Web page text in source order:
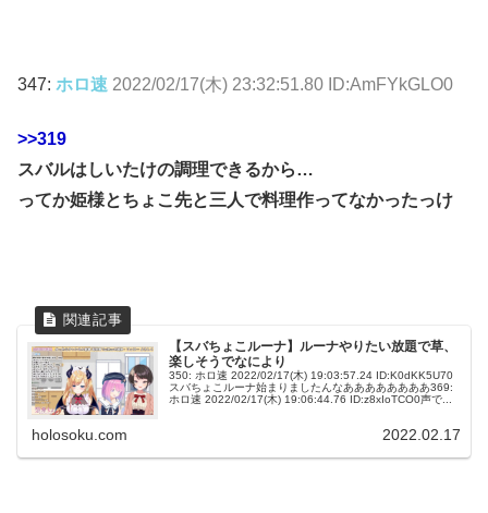
347: ホロ速 2022/02/17(木) 23:32:51.80 ID:AmFYkGLO0
>>319
スバルはしいたけの調理できるから…
ってか姫様とちょこ先と三人で料理作ってなかったっけ
【スバちょこルーナ】ルーナやりたい放題で草、
楽しそうでなにより
350: ホロ速 2022/02/17(木) 19:03:57.24 ID:K0dKK5U70
スバちょこルーナ始まりましたんなああああああああ369:
ホロ速 2022/02/17(木) 19:06:44.76 ID:z8xIoTCO0声で...
holosoku.com 2022.02.17